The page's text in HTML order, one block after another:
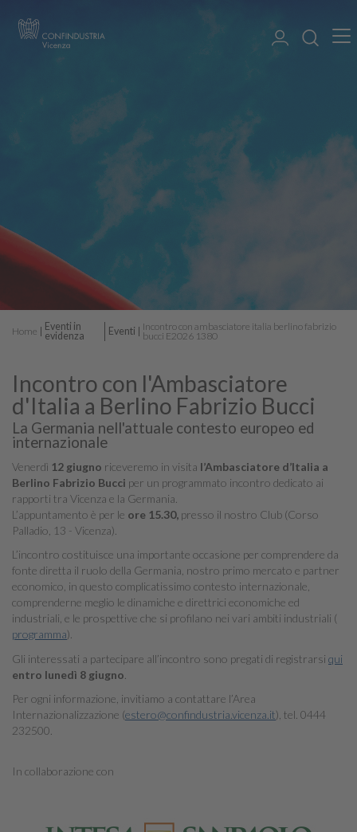
Home
Eventi in
evidenza
Eventi
Incontro con ambasciatore italia berlino fabrizio
bucci E2026 1380
Incontro con l'Ambasciatore
d'Italia a Berlino Fabrizio Bucci
La Germania nell'attuale contesto europeo ed
internazionale
Venerdì 12 giugno riceveremo in visita l’Ambasciatore d’Italia a
Berlino Fabrizio Bucci per un programmato incontro dedicato ai
rapporti tra Vicenza e la Germania.
L’appuntamento è per le ore 15.30, presso il nostro Club (Corso
Palladio, 13 - Vicenza).
L’incontro costituisce una importante occasione per comprendere da
fonte diretta il ruolo della Germania, nostro primo mercato e partner
economico, in questo complicatissimo contesto internazionale,
comprenderne meglio le dinamiche e direttrici economiche ed
industriali, e le prospettive che si profilano nei vari ambiti industriali (
programma).
Gli interessati a partecipare all’incontro sono pregati di registrarsi qui
entro lunedì 8 giugno
Per ogni informazione, invitiamo a contattare l’Area
Internazionalizzazione (estero@confindustria.vicenza.it), tel. 0444
232500.
In collaborazione con